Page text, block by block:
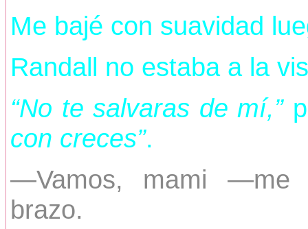
Me bajé con suavidad
Randall no estaba a la
“No te salvaras de mí,”
con creces”.
—Vamos, mami —me
brazo.